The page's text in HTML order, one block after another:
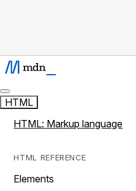
HTML
HTML: Markup language
HTML REFERENCE
Elements